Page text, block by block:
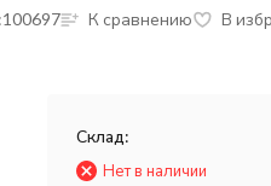
100697 К сравнению В
Склад:
Нет в наличии